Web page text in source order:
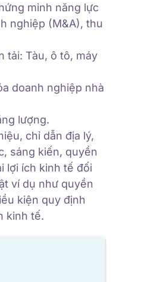
minh năng lực
nghiệp (M&A), thu
tải: Tàu, ô tô, máy
doanh nghiệp nhà
lượng.
chỉ dẫn địa lý,
sáng kiến, quyền
lợi ích kinh tế đối
ví dụ như quyền
kiện quy định
kinh tế.